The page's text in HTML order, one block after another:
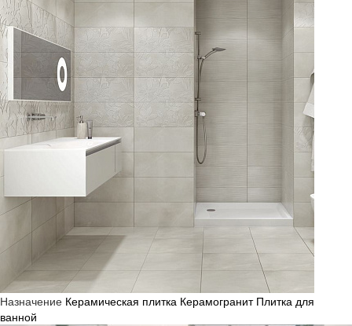
Назначение Керамическая плитка Керамогранит Плитка для
ванной